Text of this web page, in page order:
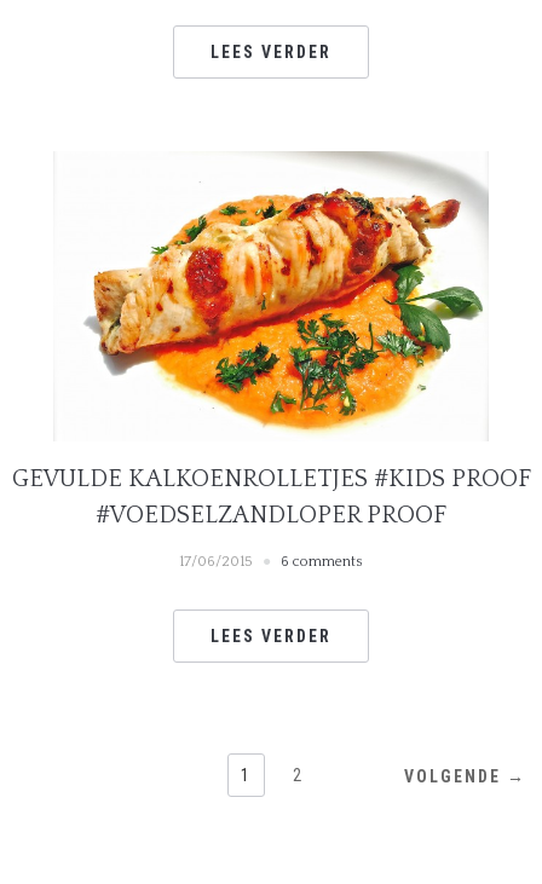
LEES VERDER
GEVULDE KALKOENROLLETJES #KIDS PROOF
#VOEDSELZANDLOPER PROOF
17/06/2015 6 comments
LEES VERDER
1 2 VOLGENDE →